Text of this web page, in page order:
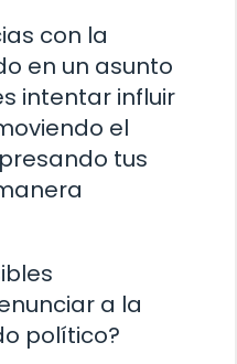
con la
en un asunto
intentar influir
el
tus
a la
político?